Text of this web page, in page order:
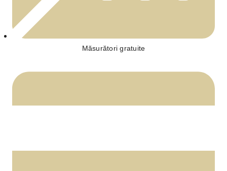
Măsurători gratuite